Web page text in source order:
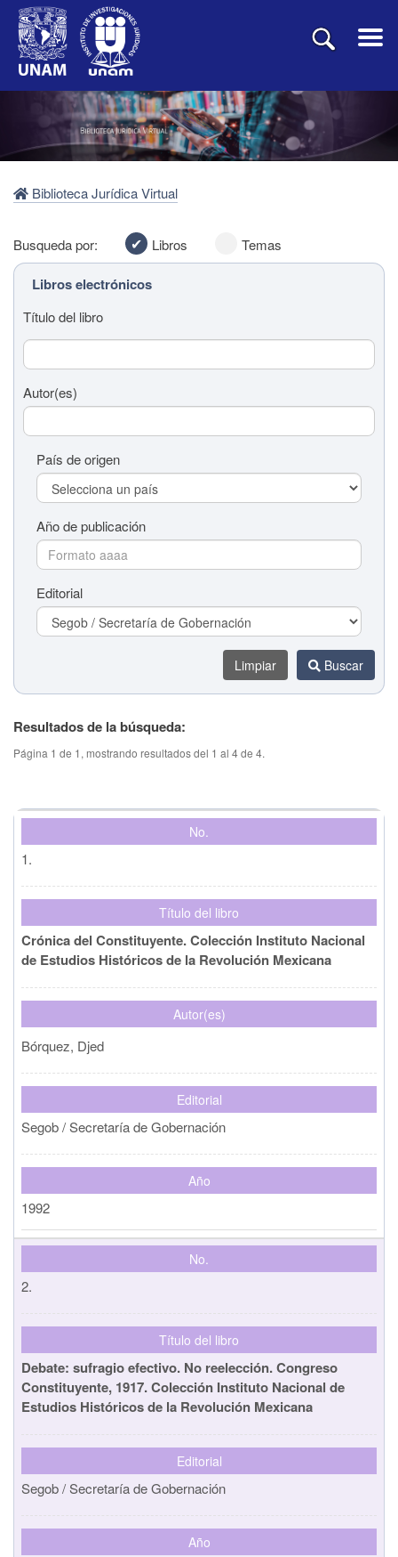
Biblioteca Jurídica Virtual
Busqueda por: Libros Temas
Libros electrónicos
Título del libro
Autor(es)
País de origen
Año de publicación
Editorial
Limpiar Buscar
Título del tema (colaboración)
Colaborador(es)
Año de publicación
Resultados de la búsqueda:
Página 1 de 1, mostrando resultados del 1 al 4 de 4.
No.
1.
Título del libro
Crónica del Constituyente. Colección Instituto Nacional
de Estudios Históricos de la Revolución Mexicana
Autor(es)
Bórquez, Djed
Editorial
Segob / Secretaría de Gobernación
Año
1992
No.
2.
Título del libro
Debate: sufragio efectivo. No reelección. Congreso
Constituyente, 1917. Colección Instituto Nacional de
Estudios Históricos de la Revolución Mexicana
Editorial
Segob / Secretaría de Gobernación
Año